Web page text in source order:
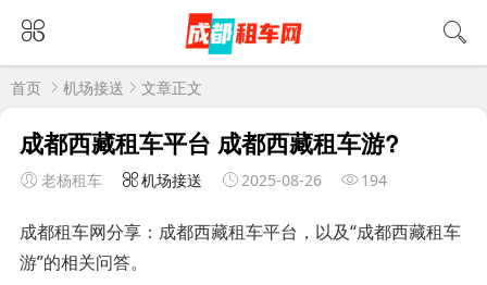
首页 机场接送 文章正文
成都西藏租车平台 成都西藏租车游?
老杨租车 机场接送 2025-08-26 194
成都租车网分享：成都西藏租车平台，以及“成都西藏租车
游”的相关问答。